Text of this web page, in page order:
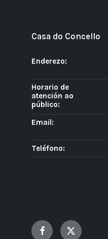
Casa do Concello
Enderezo:
Horario de
atención ao
público:
Email:
Teléfono:
Facebook Twitter